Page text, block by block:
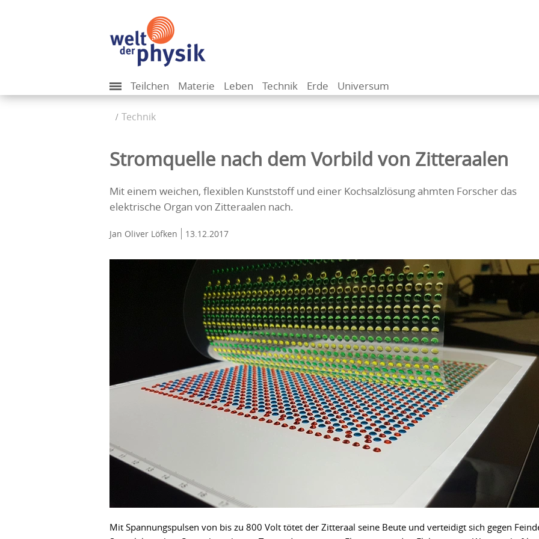
Teilchen Materie Leben Technik Erde Universum
Technik
Stromquelle nach dem Vorbild von Zitteraalen
Mit einem weichen, flexiblen Kunststoff und einer Kochsalzlösung ahmten Forscher das
elektrische Organ von Zitteraalen nach.
Jan Oliver Löfken 13.12.2017
Mit Spannungspulsen von bis zu 800 Volt tötet der Zitteraal seine Beute und verteidigt sich gegen